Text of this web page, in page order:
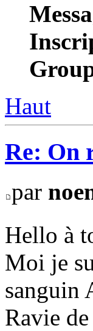
Haut
Re: On
par
Hello à
Moi je
sanguin
Ravie